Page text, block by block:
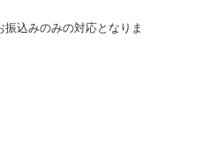
込みのみの対応となりま